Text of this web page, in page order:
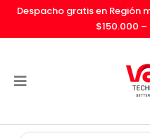
Despacho gratis en Región
$150.000 –